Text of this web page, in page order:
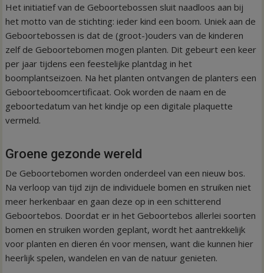
Het initiatief van de Geboortebossen sluit naadloos aan bij
het motto van de stichting: ieder kind een boom. Uniek aan de
Geboortebossen is dat de (groot-)ouders van de kinderen
zelf de Geboortebomen mogen planten. Dit gebeurt een keer
per jaar tijdens een feestelijke plantdag in het
boomplantseizoen. Na het planten ontvangen de planters een
Geboorteboomcertificaat. Ook worden de naam en de
geboortedatum van het kindje op een digitale plaquette
vermeld.
Groene gezonde wereld
De Geboortebomen worden onderdeel van een nieuw bos.
Na verloop van tijd zijn de individuele bomen en struiken niet
meer herkenbaar en gaan deze op in een schitterend
Geboortebos. Doordat er in het Geboortebos allerlei soorten
bomen en struiken worden geplant, wordt het aantrekkelijk
voor planten en dieren én voor mensen, want die kunnen hier
heerlijk spelen, wandelen en van de natuur genieten.